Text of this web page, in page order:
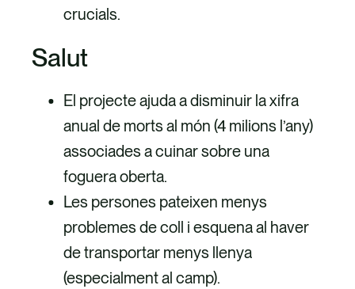
crucials.
Salut
El projecte ajuda a disminuir la xifra
anual de morts al món (4 milions l’any)
associades a cuinar sobre una
foguera oberta.
Les persones pateixen menys
problemes de coll i esquena al haver
de transportar menys llenya
(especialment al camp).